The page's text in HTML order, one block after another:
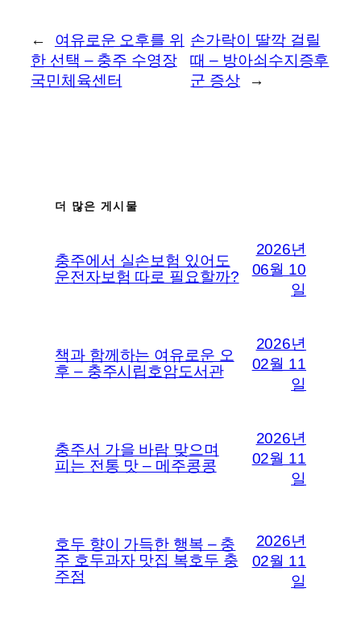
←
여유로운 오후를 위
한 선택 – 충주 수영장
국민체육센터
손가락이 딸깍 걸릴
때 – 방아쇠수지증후
군 증상
→
더 많은 게시물
충주에서 실손보험 있어도
운전자보험 따로 필요할까?
2026년
06월 10
일
책과 함께하는 여유로운 오
후 – 충주시립호암도서관
2026년
02월 11
일
충주서 가을 바람 맞으며
피는 전통 맛 – 메주콩콩
2026년
02월 11
일
호두 향이 가득한 행복 – 충
주 호두과자 맛집 복호두 충
주점
2026년
02월 11
일